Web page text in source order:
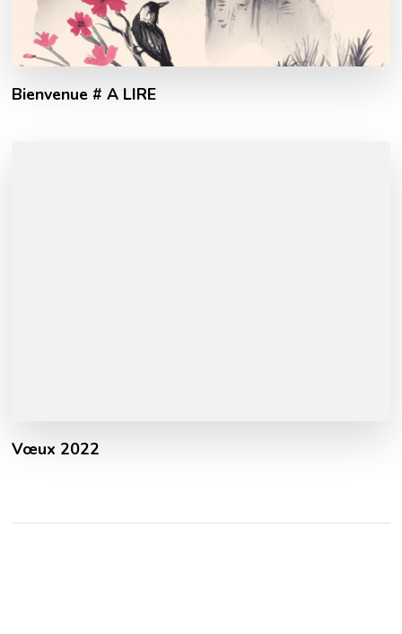
Bienvenue # A LIRE
Vœux 2022